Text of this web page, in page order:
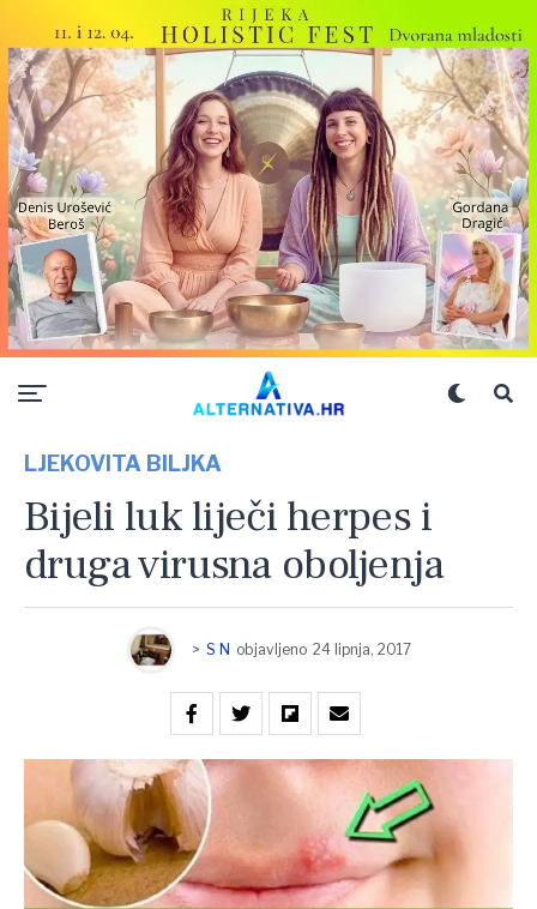
LJEKOVITA BILJKA
Bijeli luk liječi herpes i
druga virusna oboljenja
> S N objavljeno 24 lipnja, 2017